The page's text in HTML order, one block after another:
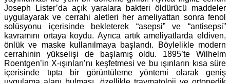
Joseph Lister’da açık yaralara bakteri öldürücü maddeler
uygulayarak ve cerrahi aletleri her ameliyattan sonra fenol
solüsyonu içerisinde bekleterek “asepsi” ve “antisepsi”
kavramını ortaya koydu. Ayrıca artık ameliyatlarda eldiven,
önlük ve maske kullanılmaya başlandı. Böylelikle modern
cerrahinin yükselişi de başlamış oldu. 1895’te Wilhelm
Roentgen’in X-ışınları’nı keşfetmesi ve bu ışınların kısa süre
içerisinde tıpta bir görüntüleme yöntemi olarak geniş